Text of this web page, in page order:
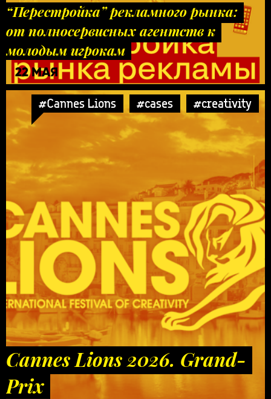
“Перестройка” рекламного рынка:
от полносервисных агентств к
молодым игрокам
22 МАЯ
#Cannes Lions #cases #creativity
Cannes Lions 2026. Grand-
Prix